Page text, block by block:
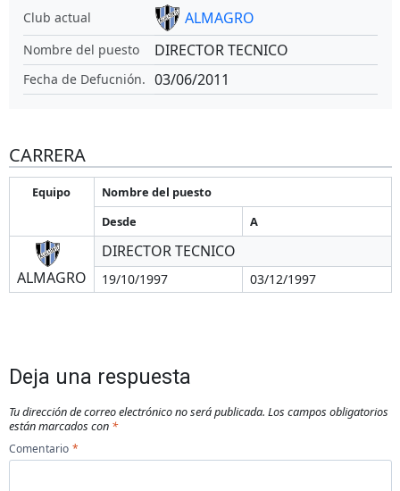
Club actual ALMAGRO
Nombre del puesto DIRECTOR TECNICO
Fecha de Defucnión. 03/06/2011
CARRERA
Equipo
Nombre del puesto
Desde
A
ALMAGRO
DIRECTOR TECNICO
19/10/1997 03/12/1997
Deja una respuesta
Tu dirección de correo electrónico no será publicada. Los campos obligatorios
están marcados con *
Comentario *